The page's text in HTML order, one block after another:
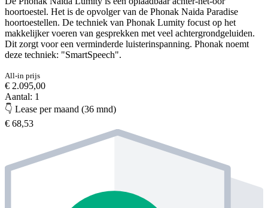
hoortoestel. Het is de opvolger van de Phonak Naida Paradise
hoortoestellen. De techniek van Phonak Lumity focust op het
makkelijker voeren van gesprekken met veel achtergrondgeluiden.
Dit zorgt voor een verminderde luisterinspanning. Phonak noemt
deze techniek: "SmartSpeech".
All-in prijs
€ 2.095,00
Aantal: 1
👇 Lease per maand (36 mnd)
€ 68,53